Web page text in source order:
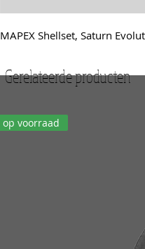
MAPEX Shellset, Saturn
Gerelateerde producten
op voorraad